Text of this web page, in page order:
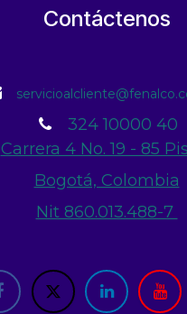
Contáctenos
324 10000 40
Carrera 4 No. 19 - 85
Bogotá, Colombia
Nit 860.013.488-7